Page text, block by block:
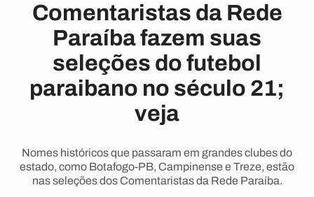
Comentaristas da Rede
Paraíba fazem suas
seleções do futebol
paraibano no século 21;
veja
Nomes históricos que passaram em grandes clubes do
estado, como Botafogo-PB, Campinense e Treze, estão
nas seleções dos Comentaristas da Rede Paraíba.